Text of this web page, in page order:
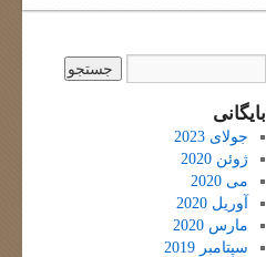
بایگانی
جولای 2023
ژوئن 2020
می 2020
آوریل 2020
مارس 2020
سپتامبر 2019